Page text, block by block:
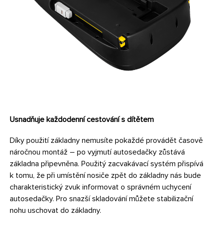
Usnadňuje každodenní cestování s dítětem
Díky použití základny nemusíte pokaždé provádět časově
náročnou montáž – po vyjmutí autosedačky zůstává
základna připevněna. Použitý zacvakávací systém přispívá
k tomu, že při umístění nosiče zpět do základny nás bude
charakteristický zvuk informovat o správném uchycení
autosedačky. Pro snazší skladování můžete stabilizační
nohu uschovat do základny.